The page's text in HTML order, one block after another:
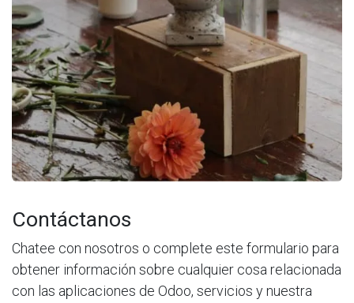
Contáctanos
Chatee con nosotros o complete este formulario para
obtener información sobre cualquier cosa relacionada
con las aplicaciones de Odoo, servicios y nuestra